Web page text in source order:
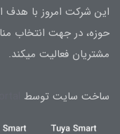
این شرکت امروز با هدف
حوزه، در جهت انتخاب
مشتریان فعالیت میکند.
ساخت سایت توسط